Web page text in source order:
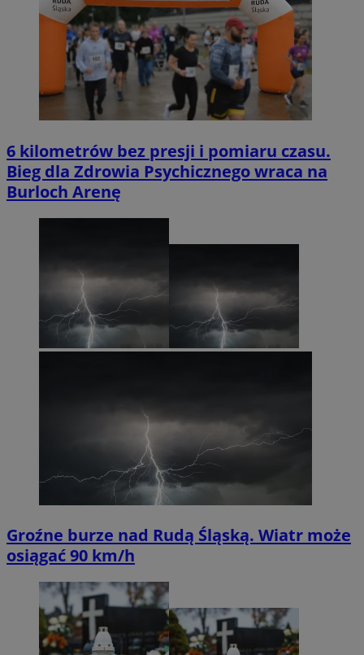
6 kilometrów bez presji i pomiaru czasu.
Bieg dla Zdrowia Psychicznego wraca na
Burloch Arenę
Groźne burze nad Rudą Śląską. Wiatr może
osiągać 90 km/h